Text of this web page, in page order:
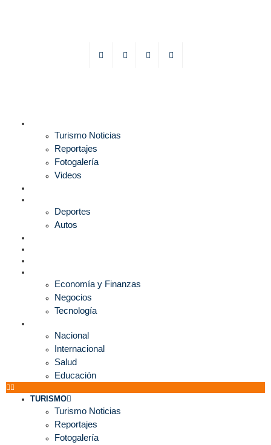
Turismo Noticias
Reportajes
Fotogalería
Videos
Deportes
Autos
Economía y Finanzas
Negocios
Tecnología
Nacional
Internacional
Salud
Educación
TURISMO
Turismo Noticias
Reportajes
Fotogalería